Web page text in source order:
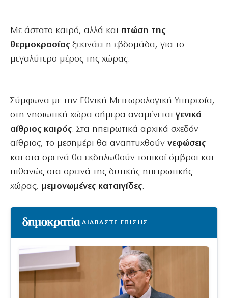
Με άστατο καιρό, αλλά και πτώση της
θερμοκρασίας ξεκινάει η εβδομάδα, για το
μεγαλύτερο μέρος της χώρας.
Σύμφωνα με την Εθνική Μετεωρολογική Υπηρεσία,
στη νησιωτική χώρα σήμερα αναμένεταιγενικά
αίθριος καιρός. Στα ηπειρωτικά αρχικά σχεδόν
αίθριος, το μεσημέρι θα αναπτυχθούν νεφώσεις
και στα ορεινά θα εκδηλωθούν τοπικοί όμβροι και
πιθανώς στα ορεινά της δυτικής ηπειρωτικής
χώρας, μεμονωμένες καταιγίδες.
ΔΙΑΒΑΣΤΕ ΕΠΙΣΗΣ